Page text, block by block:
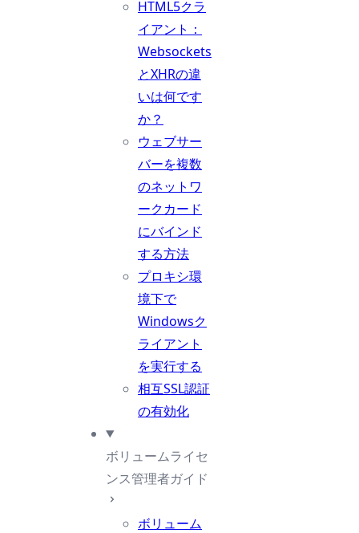
HTML5クラ
イアント：
Websockets
とXHRの違
いは何です
か？
ウェブサー
バーを複数
のネットワ
ークカード
にバインド
する方法
プロキシ環
境下で
Windowsク
ライアント
を実行する
相互SSL認証
の有効化
ボリュームライセ
ンス管理者ガイド
ボリューム